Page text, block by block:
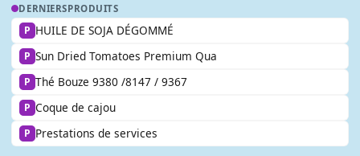
DERNIERSPRODUITS
P HUILE DE SOJA DÉGOMMÉ
P Sun Dried Tomatoes Premium Qua
P Thé Bouze 9380 /8147 / 9367
P Coque de cajou
P Prestations de services